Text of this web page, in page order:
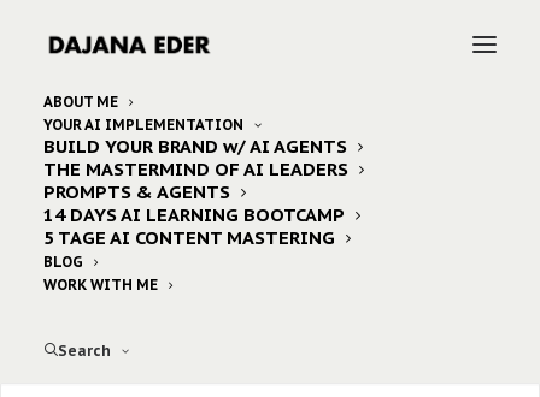
ABOUT ME
YOUR AI IMPLEMENTATION
BUILD YOUR BRAND w/ AI AGENTS
THE MASTERMIND OF AI LEADERS
PROMPTS & AGENTS
14 DAYS AI LEARNING BOOTCAMP
5 TAGE AI CONTENT MASTERING
BLOG
WORK WITH ME
Search
Home Posts Tagged "organic"